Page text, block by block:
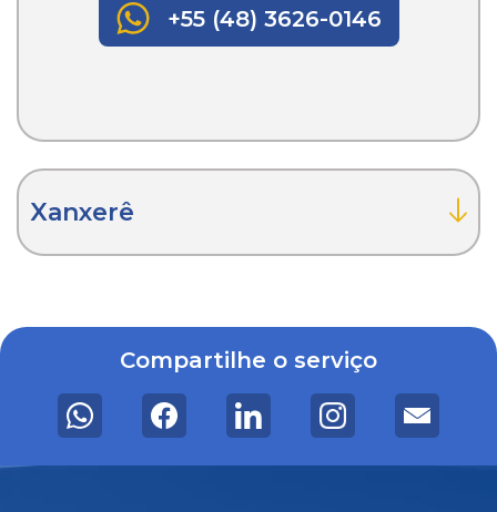
+55 (48) 3626-0146
Xanxerê
Compartilhe o serviço